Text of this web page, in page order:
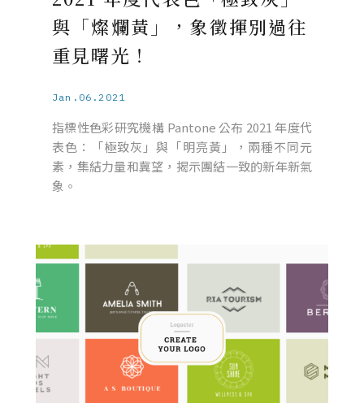
與「燦爛黃」，象徵揮別過往
重見曙光！
Jan.06.2021
指標性色彩研究機構 Pantone 公布 2021 年度代
表色：「極致灰」與「明亮黃」，兩種不同元
素，集結力量和冀望，揭示團結一致的新年新氣
象。